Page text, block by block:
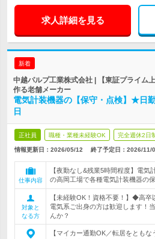
求人詳細を見る
新着
中越パルプ工業株式会社 | 【東証プライム
作る老舗メーカー
電気計装機器の【保守・点検】★日
日
正社員 職種・業種未経験OK 完全週休2日
情報更新日：2026/05/12 終了予定日： 2026/11/
仕事内容
【夜勤なし&残業5時間程度】電気
の高岡工場で各種電気計装機器の
対象と
なる方
【未経験OK！資格不要！】◆高
電気系ご出身の方は歓迎します！
んか？
【マイカー通勤OK／転居をとも